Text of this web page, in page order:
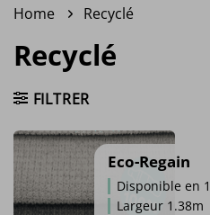
Home Recyclé
Recyclé
FILTRER
Eco-Regain
Disponible en
Largeur 1.38m